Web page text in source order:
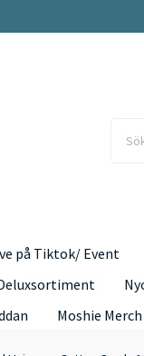
på Tiktok/ Event
Moshie Merch